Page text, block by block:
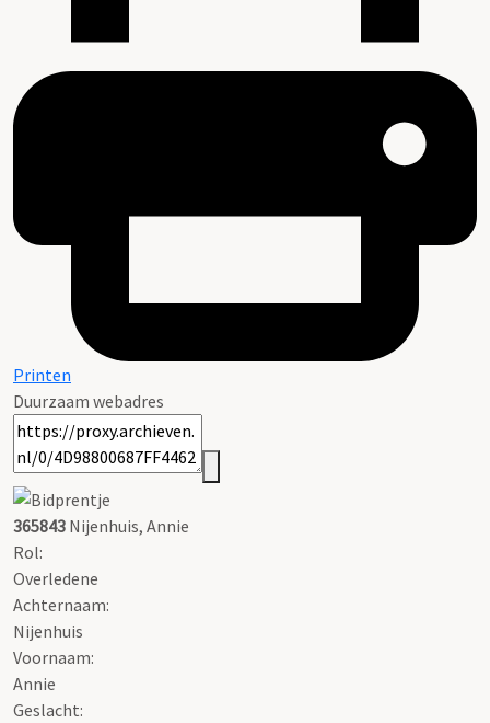
Printen
Duurzaam webadres
365843 Nijenhuis, Annie
Rol:
Overledene
Achternaam:
Nijenhuis
Voornaam:
Annie
Geslacht: